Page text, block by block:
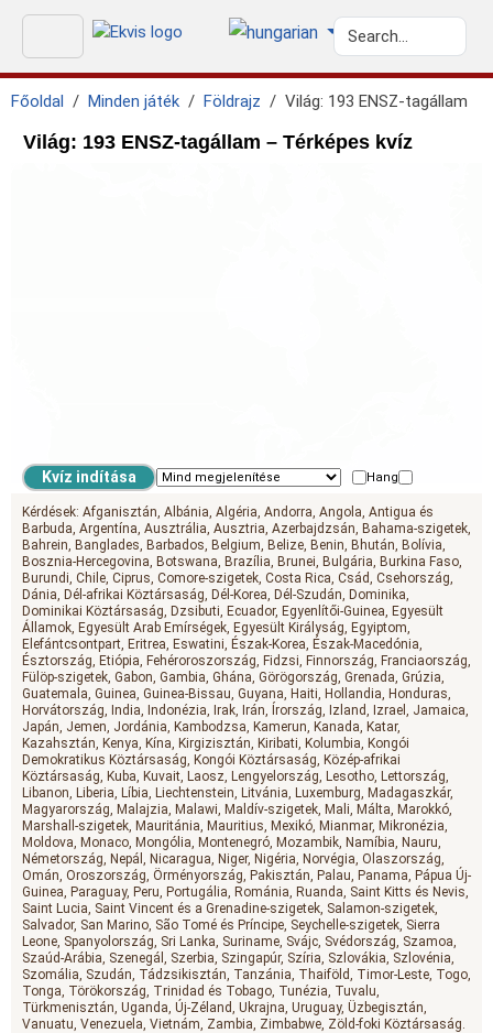
Főoldal Minden játék Földrajz Világ: 193 ENSZ-tagállam
Világ: 193 ENSZ-tagállam – Térképes kvíz
Hang
Kérdések: Afganisztán Albánia Algéria Andorra Angola Antigua és
Barbuda Argentína Ausztrália Ausztria Azerbajdzsán
Bahama-szigetek
Bahrein
Banglades Barbados Belgium Belize Benin Bhután
Bolívia
Bosznia-Hercegovina
Botswana Brazília Brunei Bulgária
Burkina Faso
Burundi Chile Ciprus Comore-szigetek Costa Rica Csád Csehország
Dánia
Dél-afrikai Köztársaság Dél-Korea Dél-Szudán
Dominika
Dominikai Köztársaság
Dzsibuti Ecuador Egyenlítői-Guinea
Egyesült
Államok Egyesült Arab Emírségek Egyesült Királyság
Egyiptom
Elefántcsontpart Eritrea Eswatini Észak-Korea
Észak-Macedónia
Észtország
Etiópia Fehéroroszország Fidzsi Finnország
Franciaország
Fülöp-szigetek Gabon Gambia Ghána Görögország Grenada Grúzia
Guatemala Guinea Guinea-Bissau Guyana Haiti Hollandia
Honduras
Horvátország
India Indonézia Irak Irán Írország Izland Izrael
Jamaica
Japán Jemen Jordánia Kambodzsa Kamerun Kanada
Katar
Kazahsztán
Kenya Kína Kirgizisztán Kiribati Kolumbia
Kongói
Demokratikus Köztársaság
Kongói Köztársaság
Közép-afrikai
Köztársaság
Kuba Kuvait Laosz Lengyelország Lesotho Lettország
Libanon
Liberia Líbia Liechtenstein Litvánia Luxemburg
Madagaszkár
Magyarország
Malajzia Malawi Maldív-szigetek Mali Málta
Marokkó
Marshall-szigetek Mauritánia Mauritius Mexikó Mianmar Mikronézia
Moldova
Monaco Mongólia Montenegró Mozambik Namíbia
Nauru
Németország
Nepál Nicaragua Niger Nigéria Norvégia Olaszország
Omán Oroszország Örményország Pakisztán Palau Panama
Pápua Új-
Guinea
Paraguay Peru Portugália Románia Ruanda Saint Kitts és Nevis
Saint Lucia Saint Vincent és a Grenadine-szigetek Salamon-szigetek
Salvador San Marino São Tomé és Príncipe Seychelle-szigetek Sierra
Leone Spanyolország Sri Lanka Suriname Svájc Svédország Szamoa
Szaúd-Arábia Szenegál Szerbia Szingapúr Szíria Szlovákia Szlovénia
Szomália Szudán Tádzsikisztán Tanzánia Thaiföld Timor-Leste Togo
Tonga Törökország Trinidad és Tobago Tunézia Tuvalu
Türkmenisztán Uganda Új-Zéland Ukrajna Uruguay Üzbegisztán
Vanuatu Venezuela Vietnám Zambia Zimbabwe Zöld-foki Köztársaság